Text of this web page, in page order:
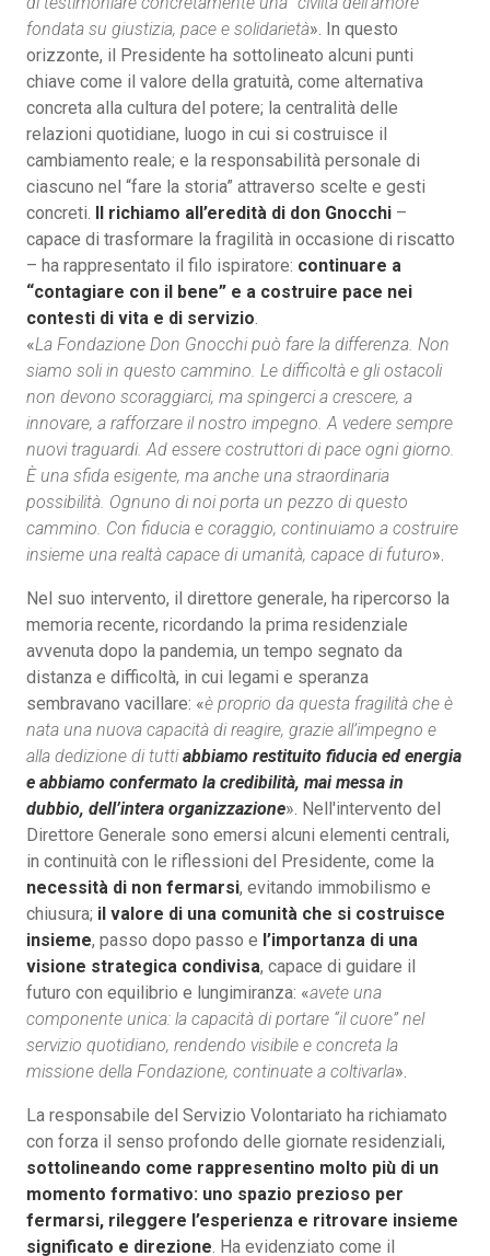
fondata su giustizia, pace e solidarietà». In questo
orizzonte, il Presidente ha sottolineato alcuni punti
chiave come il valore della gratuità, come alternativa
concreta alla cultura del potere; la centralità delle
relazioni quotidiane, luogo in cui si costruisce il
cambiamento reale; e la responsabilità personale di
ciascuno nel “fare la storia” attraverso scelte e gesti
concreti. Il richiamo all’eredità di don Gnocchi –
capace di trasformare la fragilità in occasione di riscatto
– ha rappresentato il filo ispiratore: continuare a
“contagiare con il bene” e a costruire pace nei
contesti di vita e di servizio.
«La Fondazione Don Gnocchi può fare la differenza. Non
siamo soli in questo cammino. Le difficoltà e gli ostacoli
non devono scoraggiarci, ma spingerci a crescere, a
innovare, a rafforzare il nostro impegno. A vedere sempre
nuovi traguardi. Ad essere costruttori di pace ogni giorno.
È una sfida esigente, ma anche una straordinaria
possibilità. Ognuno di noi porta un pezzo di questo
cammino. Con fiducia e coraggio, continuiamo a costruire
insieme una realtà capace di umanità, capace di futuro».
Nel suo intervento, il direttore generale, ha ripercorso la
memoria recente, ricordando la prima residenziale
avvenuta dopo la pandemia, un tempo segnato da
distanza e difficoltà, in cui legami e speranza
sembravano vacillare: «è proprio da questa fragilità che è
nata una nuova capacità di reagire, grazie all’impegno e
alla dedizione di tuttiabbiamo restituito fiducia ed energia
e abbiamo confermato la credibilità, mai messa in
dubbio, dell’intera organizzazione». Nell'intervento del
Direttore Generale sono emersi alcuni elementi centrali,
in continuità con le riflessioni del Presidente, come la
necessità di non fermarsi, evitando immobilismo e
chiusura; il valore di una comunità che si costruisce
insieme, passo dopo passo e l’importanza di una
visione strategica condivisa, capace di guidare il
futuro con equilibrio e lungimiranza: «avete una
componente unica: la capacità di portare “il cuore” nel
servizio quotidiano, rendendo visibile e concreta la
missione della Fondazione, continuate a coltivarla».
La responsabile del Servizio Volontariato ha richiamato
con forza il senso profondo delle giornate residenziali,
sottolineando come rappresentino molto più di un
momento formativo: uno spazio prezioso per
fermarsi, rileggere l’esperienza e ritrovare insieme
significato e direzione. Ha evidenziato come il